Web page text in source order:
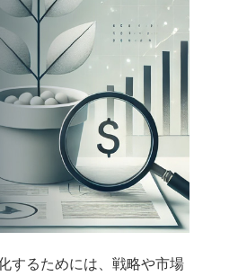
するためには、戦略や市場